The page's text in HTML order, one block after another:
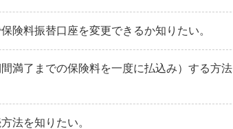
険料振替口座を変更できるか知りたい。
満了までの保険料を一度に払込み）する方法
法を知りたい。